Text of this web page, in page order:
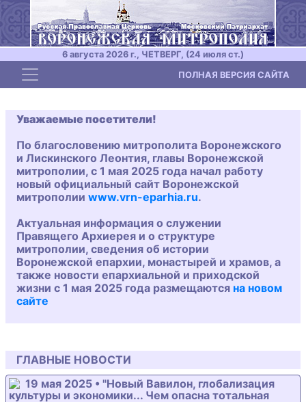
6 августа 2026 г., ЧЕТВЕРГ, (24 июля ст.)
Toggle navigation ПОЛНАЯ ВЕРСИЯ САЙТА
Уважаемые посетители!
По благословению митрополита Воронежского
и Лискинского Леонтия, главы Воронежской
митрополии, с 1 мая 2025 года начал работу
новый официальный сайт Воронежской
митрополии www.vrn-eparhia.ru.
Актуальная информация о служении
Правящего Архиерея и о структуре
митрополии, сведения об истории
Воронежской епархии, монастырей и храмов, а
также новости епархиальной и приходской
жизни с 1 мая 2025 года размещаются на новом
сайте
ГЛАВНЫЕ НОВОСТИ
19 мая 2025 • "Новый Вавилон, глобализация
культуры и экономики... Чем опасна тотальная